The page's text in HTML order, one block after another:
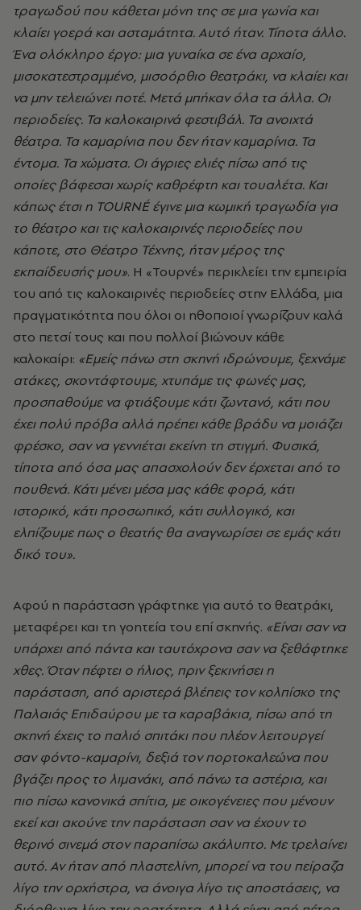
τραγωδού που κάθεται μόνη της σε μια γωνία και
κλαίει γοερά και ασταμάτητα. Αυτό ήταν. Τίποτα άλλο.
Ένα ολόκληρο έργο: μια γυναίκα σε ένα αρχαίο,
μισοκατεστραμμένο, μισοόρθιο θεατράκι, να κλαίει και
να μην τελειώνει ποτέ. Μετά μπήκαν όλα τα άλλα. Οι
περιοδείες. Τα καλοκαιρινά φεστιβάλ. Τα ανοιχτά
θέατρα. Τα καμαρίνια που δεν ήταν καμαρίνια. Τα
έντομα. Τα χώματα. Οι άγριες ελιές πίσω από τις
οποίες βάφεσαι χωρίς καθρέφτη και τουαλέτα. Και
κάπως έτσι η TOURNÉ έγινε μια κωμική τραγωδία για
το θέατρο και τις καλοκαιρινές περιοδείες που
κάποτε, στο Θέατρο Τέχνης, ήταν μέρος της
εκπαίδευσής μου». Η «Τουρνέ» περικλείει την εμπειρία
του από τις καλοκαιρινές περιοδείες στην Ελλάδα, μια
πραγματικότητα που όλοι οι ηθοποιοί γνωρίζουν καλά
στο πετσί τους και που πολλοί βιώνουν κάθε
καλοκαίρι: «Εμείς πάνω στη σκηνή ιδρώνουμε, ξεχνάμε
ατάκες, σκοντάφτουμε, χτυπάμε τις φωνές μας,
προσπαθούμε να φτιάξουμε κάτι ζωντανό, κάτι που
έχει πολύ πρόβα αλλά πρέπει κάθε βράδυ να μοιάζει
φρέσκο, σαν να γεννιέται εκείνη τη στιγμή. Φυσικά,
τίποτα από όσα μας απασχολούν δεν έρχεται από το
πουθενά. Κάτι μένει μέσα μας κάθε φορά, κάτι
ιστορικό, κάτι προσωπικό, κάτι συλλογικό, και
ελπίζουμε πως ο θεατής θα αναγνωρίσει σε εμάς κάτι
δικό του».
Αφού η παράσταση γράφτηκε για αυτό το θεατράκι,
μεταφέρει και τη γοητεία του επί σκηνής. «Είναι σαν να
υπάρχει από πάντα και ταυτόχρονα σαν να ξεθάφτηκε
χθες. Όταν πέφτει ο ήλιος, πριν ξεκινήσει η
παράσταση, από αριστερά βλέπεις τον κολπίσκο της
Παλαιάς Επιδαύρου με τα καραβάκια, πίσω από τη
σκηνή έχεις το παλιό σπιτάκι που πλέον λειτουργεί
σαν φόντο-καμαρίνι, δεξιά τον πορτοκαλεώνα που
βγάζει προς το λιμανάκι, από πάνω τα αστέρια, και
πιο πίσω κανονικά σπίτια, με οικογένειες που μένουν
εκεί και ακούνε την παράσταση σαν να έχουν το
θερινό σινεμά στον παραπίσω ακάλυπτο. Με τρελαίνει
αυτό. Αν ήταν από πλαστελίνη, μπορεί να του πείραζα
λίγο την ορχήστρα, να άνοιγα λίγο τις αποστάσεις, να